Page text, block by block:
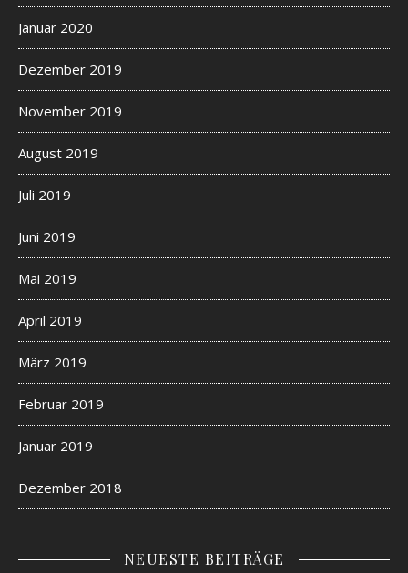
Januar 2020
Dezember 2019
November 2019
August 2019
Juli 2019
Juni 2019
Mai 2019
April 2019
März 2019
Februar 2019
Januar 2019
Dezember 2018
NEUESTE BEITRÄGE